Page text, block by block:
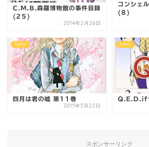
C.M.B.森羅博物館の事件目録
(25)
2014年2月26日
コンシェ
(8)
Comic
四月は君の嘘 第11巻
2015年5月22日
Comic
スポンサーリンク